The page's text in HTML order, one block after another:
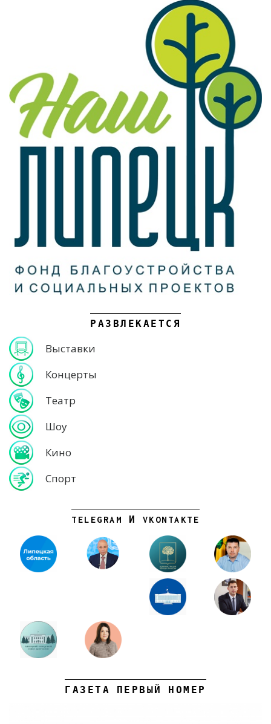
РАЗВЛЕКАЕТСЯ
Выставки
Концерты
Театр
Шоу
Кино
Спорт
TELEGRAM И VKONTAKTE
ГАЗЕТА ПЕРВЫЙ НОМЕР